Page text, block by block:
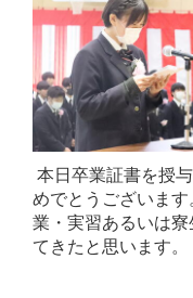
本日卒業証書を授
めでとうございま
業・実習あるいは
てきたと思います。